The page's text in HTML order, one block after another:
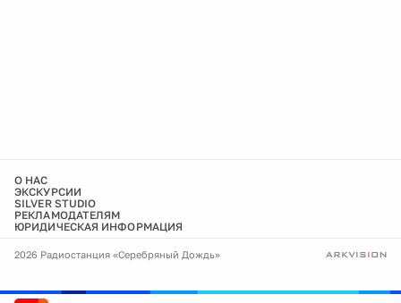
О НАС
ЭКСКУРСИИ
SILVER STUDIO
РЕКЛАМОДАТЕЛЯМ
ЮРИДИЧЕСКАЯ ИНФОРМАЦИЯ
2026 Радиостанция «Серебряный Дождь»